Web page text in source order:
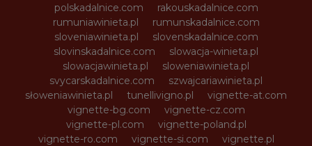
polskadalnice.com
rakouskadalnice.com
rumuniawinieta.pl
rumunskadalnice.com
sloveniawinieta.pl
slovenskadalnice.com
slovinskadalnice.com
slowacja-winieta.pl
slowacjawinieta.pl
sloweniawinieta.pl
svycarskadalnice.com
szwajcariawinieta.pl
słoweniawinieta.pl
tunellivigno.pl
vignette-at.com
vignette-bg.com
vignette-cz.com
vignette-pl.com
vignette-poland.pl
vignette-ro.com
vignette-si.com
vignette.pl